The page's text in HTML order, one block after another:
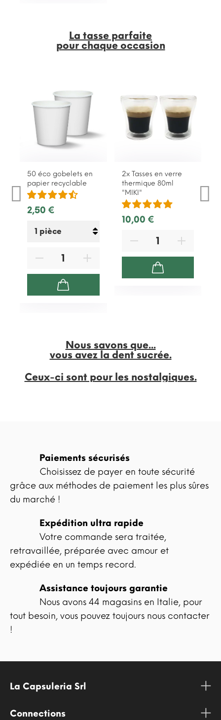
La tasse parfaite
pour chaque occasion
50 éco gobelets en
papier recyclable
2,50 €
2x Tasses en verre
thermique 80ml
"MIKI"
10,00 €
Nous savons que...
vous avez la dent sucrée.
Ceux-ci sont pour les nostalgiques.
Paiements sécurisés
Choisissez de payer en toute sécurité
grâce aux méthodes de paiement les plus sûres
du marché !
Expédition ultra rapide
Votre commande sera traitée,
retravaillée, préparée avec amour et
expédiée en un temps record.
Assistance toujours garantie
Nous avons 44 magasins en Italie, pour
tout besoin, vous pouvez toujours nous contacter
!
La Capsuleria Srl
Connections